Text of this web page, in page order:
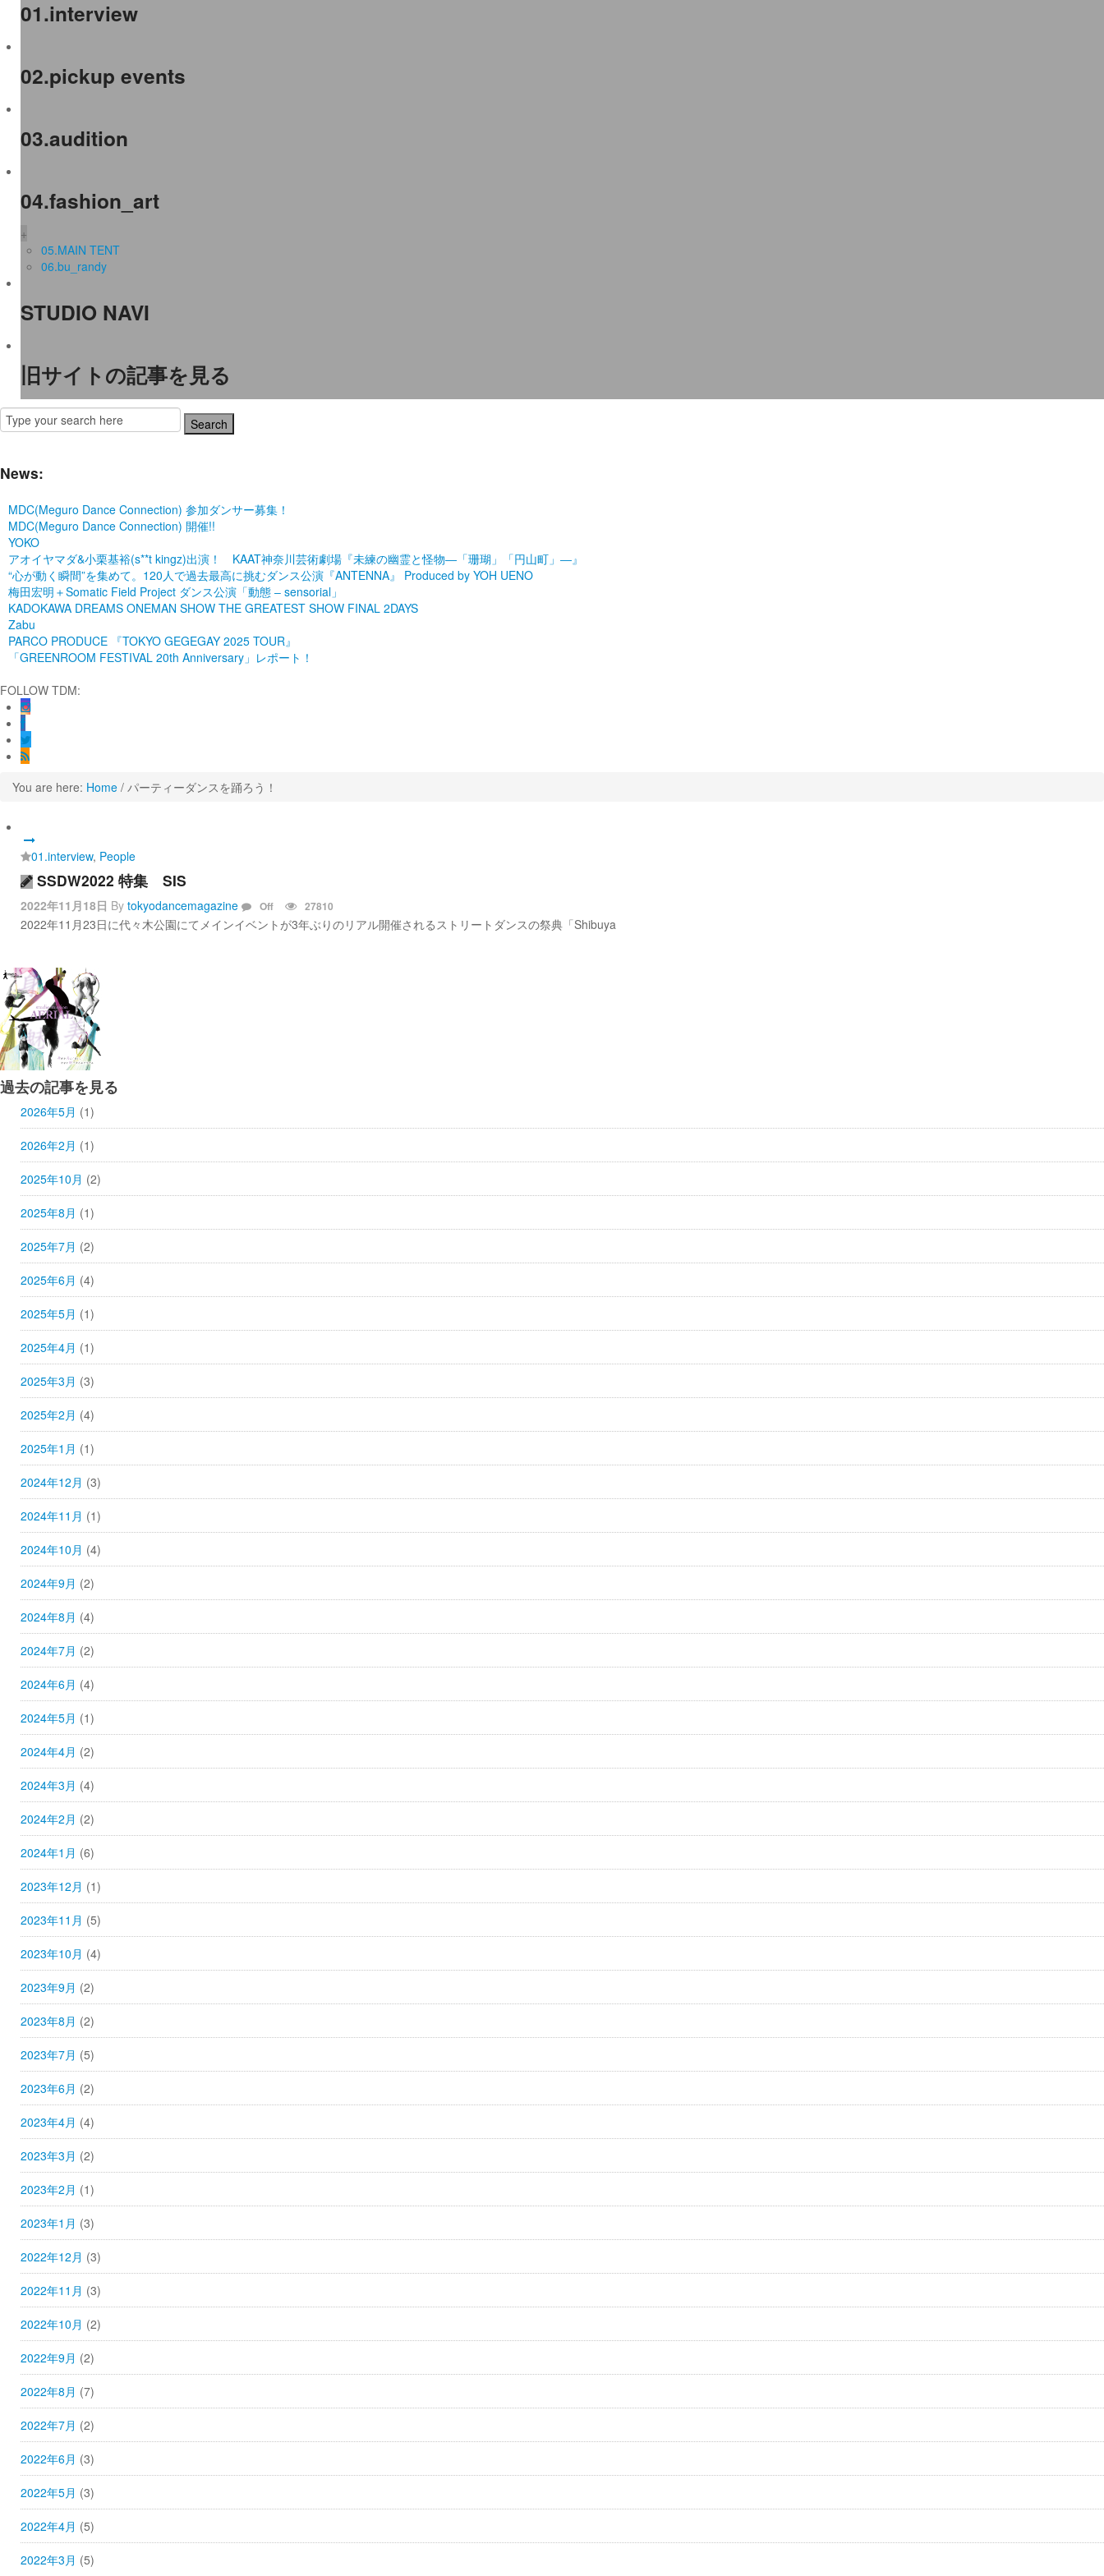
01.interview
02.pickup events
03.audition
04.fashion_art
+
05.MAIN TENT
06.bu_randy
STUDIO NAVI
旧サイトの記事を見る
News:
MDC(Meguro Dance Connection) 参加ダンサー募集！
MDC(Meguro Dance Connection) 開催!!
YOKO
アオイヤマダ&小栗基裕(s**t kingz)出演！ KAAT神奈川芸術劇場『未練の幽霊と怪物―「珊瑚」「円山町」―』
“心が動く瞬間”を集めて。120人で過去最高に挑むダンス公演『ANTENNA』 Produced by YOH UENO
梅田宏明＋Somatic Field Project ダンス公演「動態 ‒ sensorial」
KADOKAWA DREAMS ONEMAN SHOW THE GREATEST SHOW FINAL 2DAYS
Zabu
PARCO PRODUCE 『TOKYO GEGEGAY 2025 TOUR』
「GREENROOM FESTIVAL 20th Anniversary」レポート！
FOLLOW TDM:
You are here: Home / パーティーダンスを踊ろう！
01.interview, People
SSDW2022 特集 SIS
2022年11月18日 By tokyodancemagazine Off 27810
2022年11月23日に代々木公園にてメインイベントが3年ぶりのリアル開催されるストリートダンスの祭典「Shibuya
過去の記事を見る
2026年5月 (1)
2026年2月 (1)
2025年10月 (2)
2025年8月 (1)
2025年7月 (2)
2025年6月 (4)
2025年5月 (1)
2025年4月 (1)
2025年3月 (3)
2025年2月 (4)
2025年1月 (1)
2024年12月 (3)
2024年11月 (1)
2024年10月 (4)
2024年9月 (2)
2024年8月 (4)
2024年7月 (2)
2024年6月 (4)
2024年5月 (1)
2024年4月 (2)
2024年3月 (4)
2024年2月 (2)
2024年1月 (6)
2023年12月 (1)
2023年11月 (5)
2023年10月 (4)
2023年9月 (2)
2023年8月 (2)
2023年7月 (5)
2023年6月 (2)
2023年4月 (4)
2023年3月 (2)
2023年2月 (1)
2023年1月 (3)
2022年12月 (3)
2022年11月 (3)
2022年10月 (2)
2022年9月 (2)
2022年8月 (7)
2022年7月 (2)
2022年6月 (3)
2022年5月 (3)
2022年4月 (5)
2022年3月 (5)